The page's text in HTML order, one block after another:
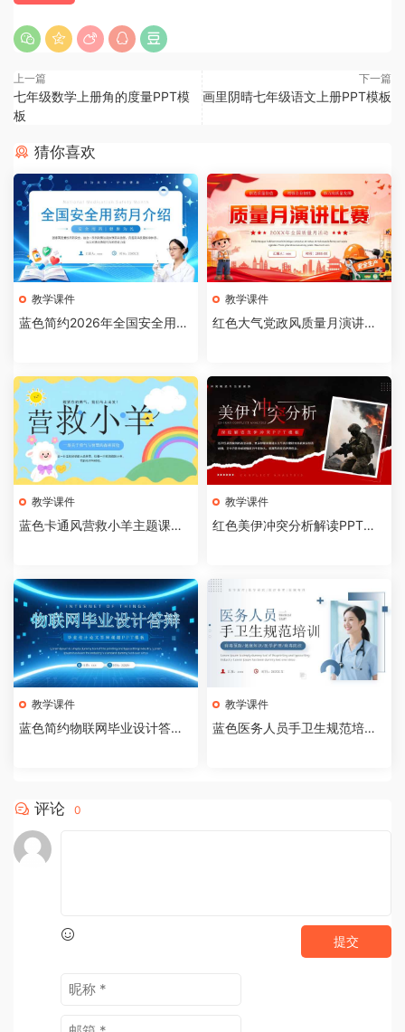
上一篇
七年级数学上册角的度量PPT模
板
下一篇
画里阴晴七年级语文上册PPT模板
猜你喜欢
教学课件
蓝色简约2026年全国安全用药
教学课件
红色大气党政风质量月演讲比
教学课件
蓝色卡通风营救小羊主题课件P
教学课件
红色美伊冲突分析解读PPT模
教学课件
蓝色简约物联网毕业设计答辩P
教学课件
蓝色医务人员手卫生规范培训
评论 0
提交